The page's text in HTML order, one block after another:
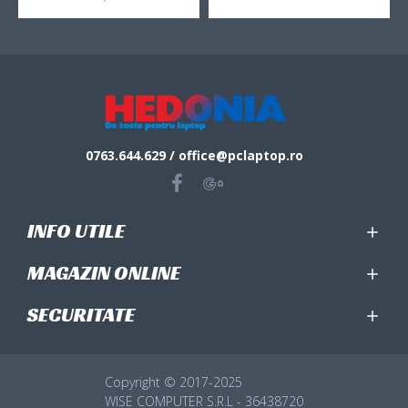
0763.644.629 / office@pclaptop.ro
INFO UTILE
MAGAZIN ONLINE
SECURITATE
Copyright © 2017-2025
WISE COMPUTER S.R.L - 36438720